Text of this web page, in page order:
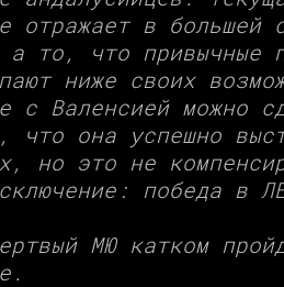
отражает в большей
а то, что привычные
ниже своих
с Валенсией можно
что она успешно
но это не
победа в
МЮ катком